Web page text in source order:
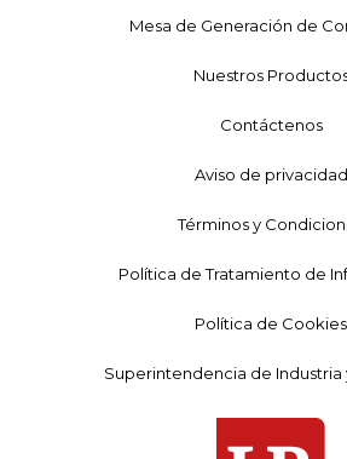
Mesa de Generación de
Nuestros
Contáctenos
Aviso de privacidad
Términos y
Política de Tratamiento de
Política de Cookies
Superintendencia de Industria